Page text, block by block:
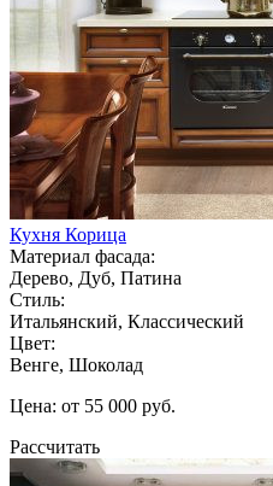
Кухня Корица
Материал фасада:
Дерево, Дуб, Патина
Стиль:
Итальянский, Классический
Цвет:
Венге, Шоколад
Цена: от 55 000 руб.
Рассчитать